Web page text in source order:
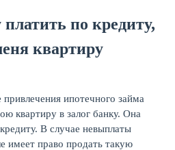
платить по кредиту,
квартиру
ипотечного займа
квартиру в залог банку. Она
В случае невыплаты
имеет право продать такую